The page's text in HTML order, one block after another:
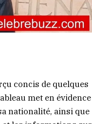
concis de quelques
met en évidence
nationalité, ainsi que